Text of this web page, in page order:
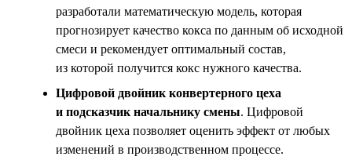
разработали математическую модель, которая
прогнозирует качество кокса по данным об исходной
смеси и рекомендует оптимальный состав,
из которой получится кокс нужного качества.
Цифровой двойник конвертерного цеха
и подсказчик начальнику смены. Цифровой
двойник цеха позволяет оценить эффект от любых
изменений в производственном процессе.